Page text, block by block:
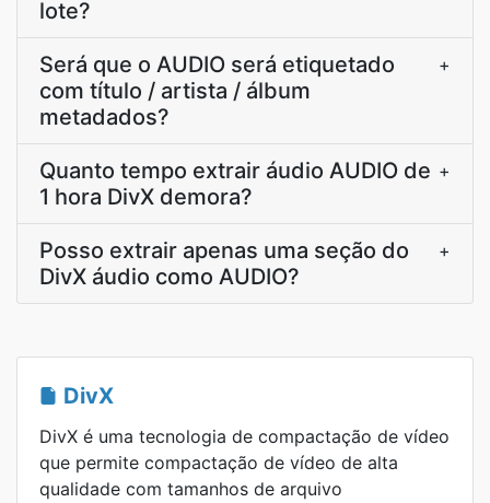
lote?
Será que o AUDIO será etiquetado
com título / artista / álbum
metadados?
+
Quanto tempo extrair áudio AUDIO de
1 hora DivX demora?
+
Posso extrair apenas uma seção do
DivX áudio como AUDIO?
+
DivX
DivX é uma tecnologia de compactação de vídeo
que permite compactação de vídeo de alta
qualidade com tamanhos de arquivo